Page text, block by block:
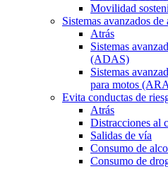
Movilidad
Sistemas avanzados
Atrás
Sistemas
(ADAS)
Sistemas
para motos
Evita conductas de
Atrás
Distracciones al
Salidas de vía
Consumo de
Consumo de